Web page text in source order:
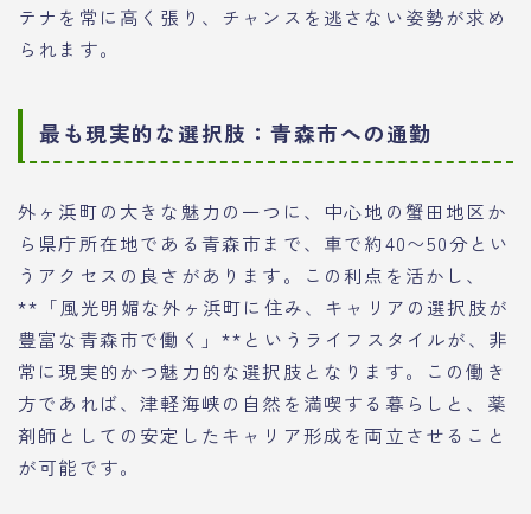
テナを常に高く張り、チャンスを逃さない姿勢が求め
られます。
最も現実的な選択肢：青森市への通勤
外ヶ浜町の大きな魅力の一つに、中心地の蟹田地区か
ら県庁所在地である青森市まで、車で約40〜50分とい
うアクセスの良さがあります。この利点を活かし、
**「風光明媚な外ヶ浜町に住み、キャリアの選択肢が
豊富な青森市で働く」**というライフスタイルが、非
常に現実的かつ魅力的な選択肢となります。この働き
方であれば、津軽海峡の自然を満喫する暮らしと、薬
剤師としての安定したキャリア形成を両立させること
が可能です。